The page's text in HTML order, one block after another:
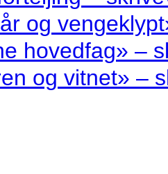
og
hovedfag» –
og vitnet» –